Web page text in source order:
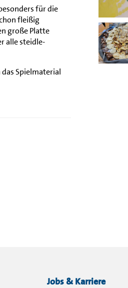
für die
fleißig
große Platte
alle steidle-
Spielmaterial
Jobs & Karriere